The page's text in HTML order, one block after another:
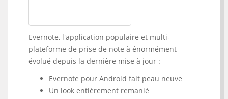
Evernote, l'application populaire et multi-
plateforme de prise de note à énormément
évolué depuis la dernière mise à jour :
Evernote pour Android fait peau neuve
Un look entièrement remanié